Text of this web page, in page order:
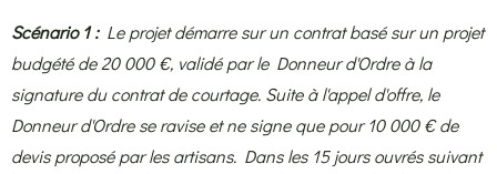
Scénario 1 :Le projet démarre sur un contrat basé sur un projet
budgété de 20 000 €, validé par le Donneur d'Ordre à la
signature du contrat de courtage. Suite à l'appel d'offre, le
Donneur d'Ordre se ravise et ne signe que pour 10 000 € de
devis proposé par les artisans. Dans les 15 jours ouvrés suivant